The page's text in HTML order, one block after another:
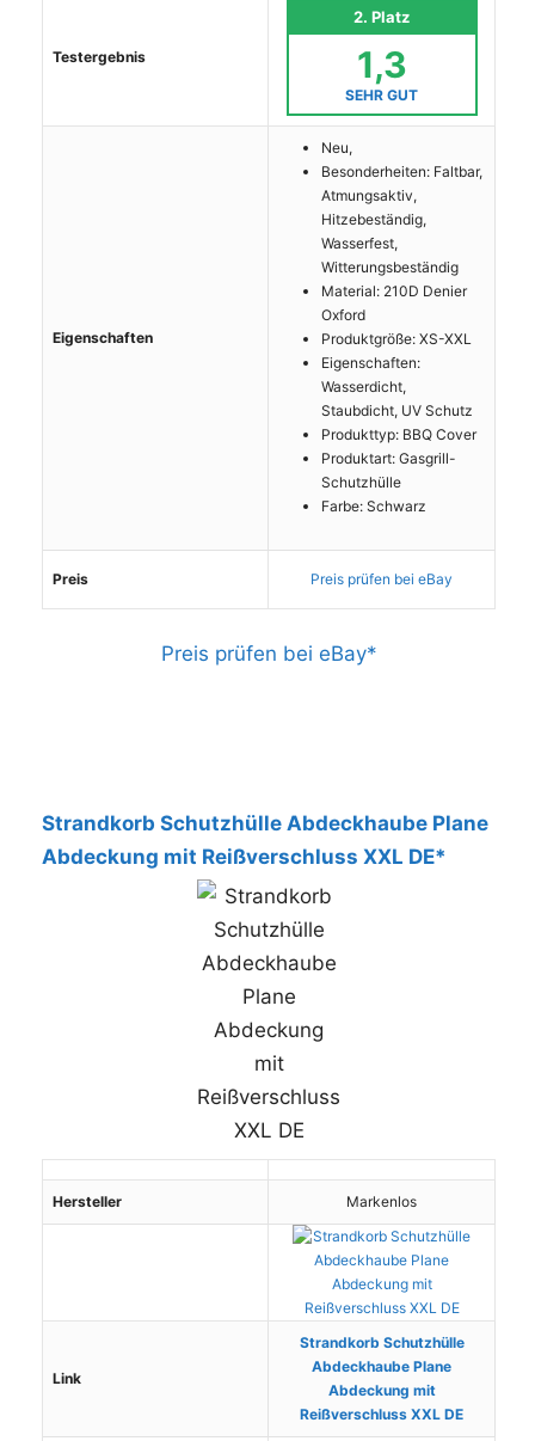
Testergebnis
2. Platz
1,3
SEHR GUT
Eigenschaften
Neu,
Besonderheiten: Faltbar,
Atmungsaktiv,
Hitzebeständig,
Wasserfest,
Witterungsbeständig
Material: 210D Denier
Oxford
Produktgröße: XS-XXL
Eigenschaften:
Wasserdicht,
Staubdicht, UV Schutz
Produkttyp: BBQ Cover
Produktart: Gasgrill-
Schutzhülle
Farbe: Schwarz
Preis Preis prüfen bei eBay
Preis prüfen bei eBay*
Strandkorb Schutzhülle Abdeckhaube Plane
Abdeckung mit Reißverschluss XXL DE*
Hersteller Markenlos
Link
Strandkorb Schutzhülle
Abdeckhaube Plane
Abdeckung mit
Reißverschluss XXL DE